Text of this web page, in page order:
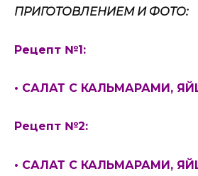
ПРИГОТОВЛЕНИЕМ И ФОТО:
Рецепт №1:
• САЛАТ С КАЛЬМАРАМИ,
Рецепт №2:
• САЛАТ С КАЛЬМАРАМИ,